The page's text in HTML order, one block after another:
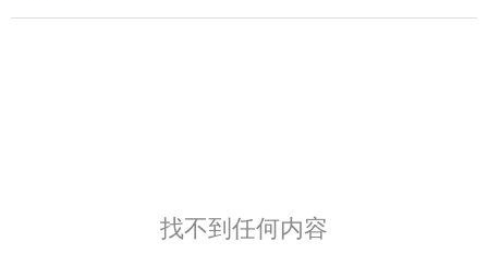
找不到任何内容